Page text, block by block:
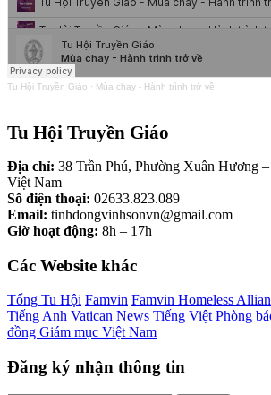
Tu Hội Truyền Giáo · Mùa chay - Hành trình trở về
Tu Hội Truyền Giáo
Địa chỉ: 38 Trần Phú, Phường Xuân Hương
Việt Nam
Số điện thoại: 02633.823.089
Email: tinhdongvinhsonvn@gmail.com
Giờ hoạt động: 8h – 17h
Các Website khác
Tổng Tu Hội Famvin Famvin Homeless
Tiếng Anh Vatican News Tiếng Việt Phòng
đồng Giám mục Việt Nam
Đăng ký nhận thông tin